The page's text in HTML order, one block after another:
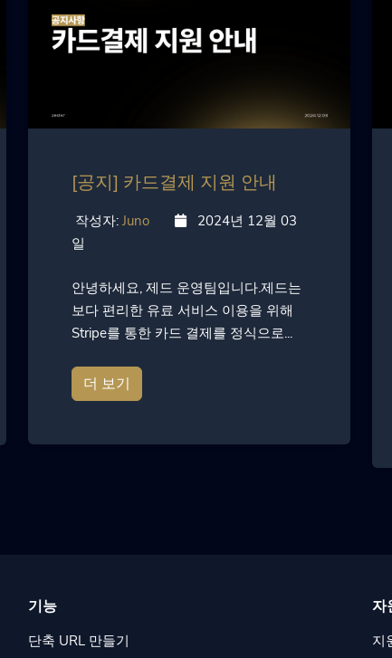
[공지] 카드결제 지원 안내
작성자: Juno
2024년 12월 03
일
안녕하세요, 제드 운영팀입니다.제드는
보다 편리한 유료 서비스 이용을 위해
Stripe를 통한 카드 결제를 정식으로...
더 보기
기능
단축 URL 만들기
자
지